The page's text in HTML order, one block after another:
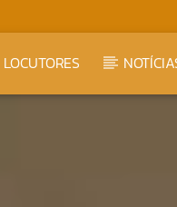
LOCUTORES